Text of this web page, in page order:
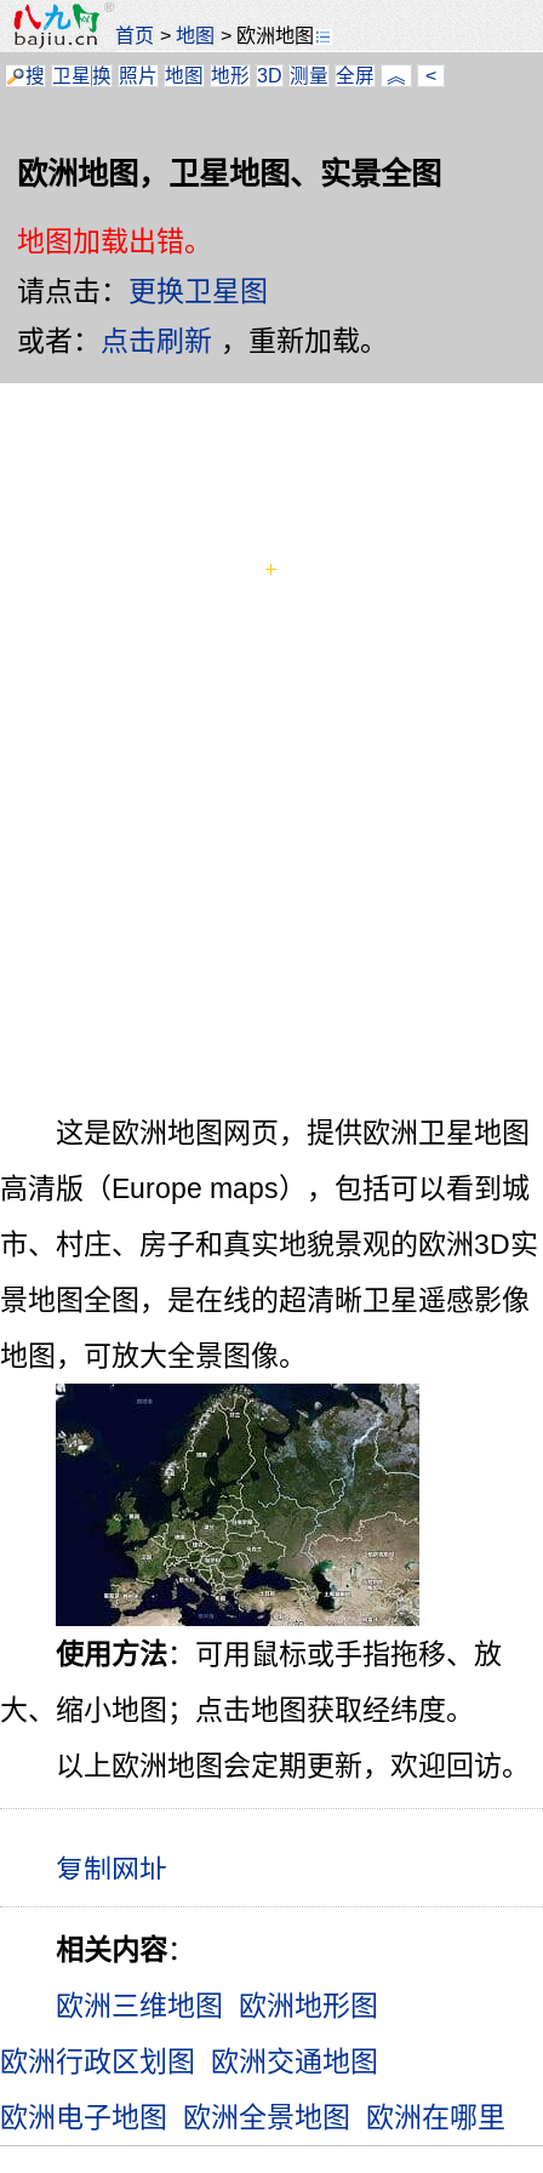
首页 >地图 > 欧洲地图
搜 卫星换 照片 地图 地形 3D 测量 全屏 ︽ <
欧洲地图，卫星地图、实景全图
地图加载出错。
请点击： 更换卫星图
或者：
点击刷新 ，重新加载。
这是欧洲地图网页，提供欧洲卫星地图
高清版（Europe maps），包括可以看到城
市、村庄、房子和真实地貌景观的欧洲3D实
景地图全图，是在线的超清晰卫星遥感影像
地图，可放大全景图像。
使用方法：可用鼠标或手指拖移、放
大、缩小地图；点击地图获取经纬度。
以上欧洲地图会定期更新，欢迎回访。
相关内容：
欧洲三维地图
欧洲地形图
欧洲行政区划图
欧洲交通地图
欧洲电子地图
欧洲全景地图 欧洲在哪里